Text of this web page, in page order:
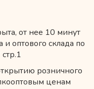
от нее 10 минут
оптового склада по
розничного
ценам